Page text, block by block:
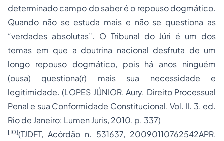
determinado campo do saber é o repouso dogmático.
Quando não se estuda mais e não se questiona as
“verdades absolutas”. O Tribunal do Júri é um dos
temas em que a doutrina nacional desfruta de um
longo repouso dogmático, pois há anos ninguém
(ousa) questiona(r) mais sua necessidade e
legitimidade. (LOPES JÚNIOR, Aury. Direito Processual
Penal e sua Conformidade Constitucional. Vol. II. 3. ed.
Rio de Janeiro: Lumen Juris, 2010, p. 337)
[10](TJDFT, Acórdão n. 531637, 20090110762542APR,